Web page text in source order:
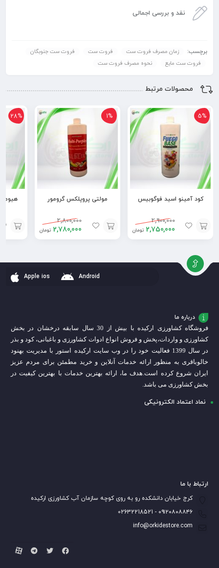
نقد و بررسی اجمالی
برچسب: زمان مصرف فروت ست فروت ست
فروت ست جنوبگان
فروت ست مایع
نحوه مصرف فروت ست
محصولات مرتبط
5%
کود آمینو اسید فوگوبیس
2,900,000
2,750,000 تومان
افزودن
به
سبد
1%
مولتی پروپلکس گرومور
2,800,000
2,780,000 تومان
افزودن
28%
افزودن
Apple ios Android
درباره ما
فروشگاه کشاورزی ارکیده با بیش از 30 سال سابقه درخشان در بخش
کشاورزی و واردات،پخش و فروش انواع ادوات کشاورزی و باغبانی، کود و بذر
در سال 1399 فعالیت خود را در وب سایت ارکیده استور با مدیریت بهنود
خالوباقری به منظور ارائه خدمات آنلاین و خرید مطمئن برای مردم عزیز
ایران شروع کرده است.هدف ما، ارائه بهترین خدمات با بهترین کیفیت در
بخش کشاورزی می باشد.
نماد اعتماد الکترونیکی
ارتباط با ما
کرج خیابان دانشکده رو به روی کوچه سازمان آب کشاورزی ارکیده
۰۹۱۲۰۸۰۸۸۴۶ - 02632218521
info@orkidestore.com